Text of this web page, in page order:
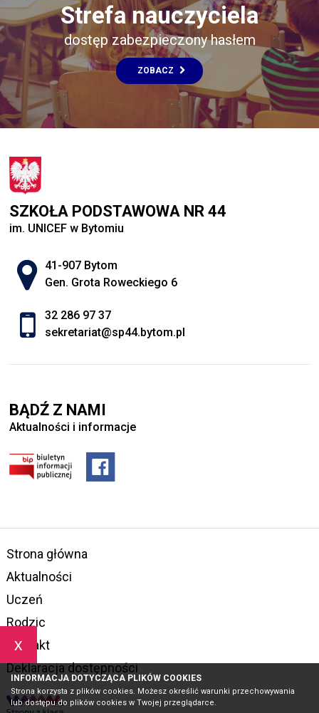
x
INFORMACJA DOTYCZĄCA PLIKÓW COOKIES
Strona korzysta z plików cookies. Możesz określić warunki przechowywania
lub dostępu do plików cookies w Twojej przeglądarce.
Strefa nauczyciela
dostęp zabezpieczony hasłem
ZOBACZ
SZKOŁA PODSTAWOWA NR 44
im. UNICEF w Bytomiu
Adres pocztowy:
41-907 Bytom
Gen. Grota Roweckiego 6
32 286 97 37
sekretariat@sp44.bytom.pl
BĄDŹ Z NAMI
Aktualności i informacje
Strona główna
Aktualności
Uczeń
Rodzic
Kontakt
Deklaracja dostępności